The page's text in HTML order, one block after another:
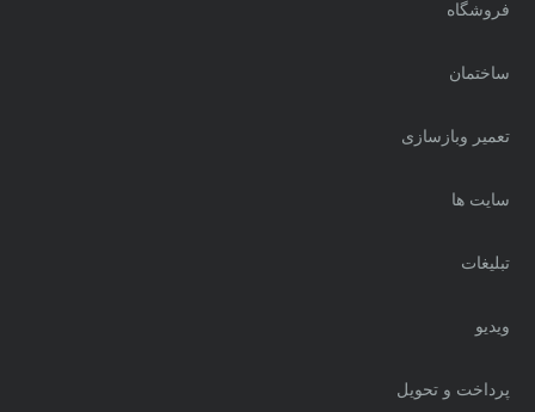
فروشگاه
ساختمان
تعمیر وبازسازی
سایت ها
تبلیغات
ویدیو
پرداخت و تحویل